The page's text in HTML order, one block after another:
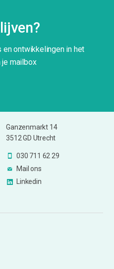
en ontwikkelingen in het
je mailbox
Ganzenmarkt 14
3512 GD Utrecht
030 711 62 29
Mail ons
Linkedin